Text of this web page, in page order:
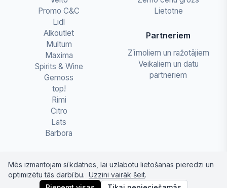
Promo C&C
Lidl
Alkoutlet
Multum
Maxima
Spirits & Wine
Gemoss
top!
Rimi
Citro
Lats
Barbora
Lietotne
Partneriem
Zīmoliem un ražotājiem
Veikaliem un datu
partneriem
© 2026 letapartika.lv - Pārtikas cenu salīdzinājumi
Mēs izmantojam sīkdatnes, lai uzlabotu lietošanas pieredzi un
optimizētu tās darbību. Uzzini vairāk šeit.